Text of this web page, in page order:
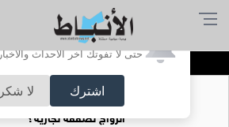
أترغب في تفعيل
حتى لا تفوتك آخر الأحداث
اشترك لا
توقيف
فتيات يستغللنه لتحقيق
الزواج لصفقة تجارية؟